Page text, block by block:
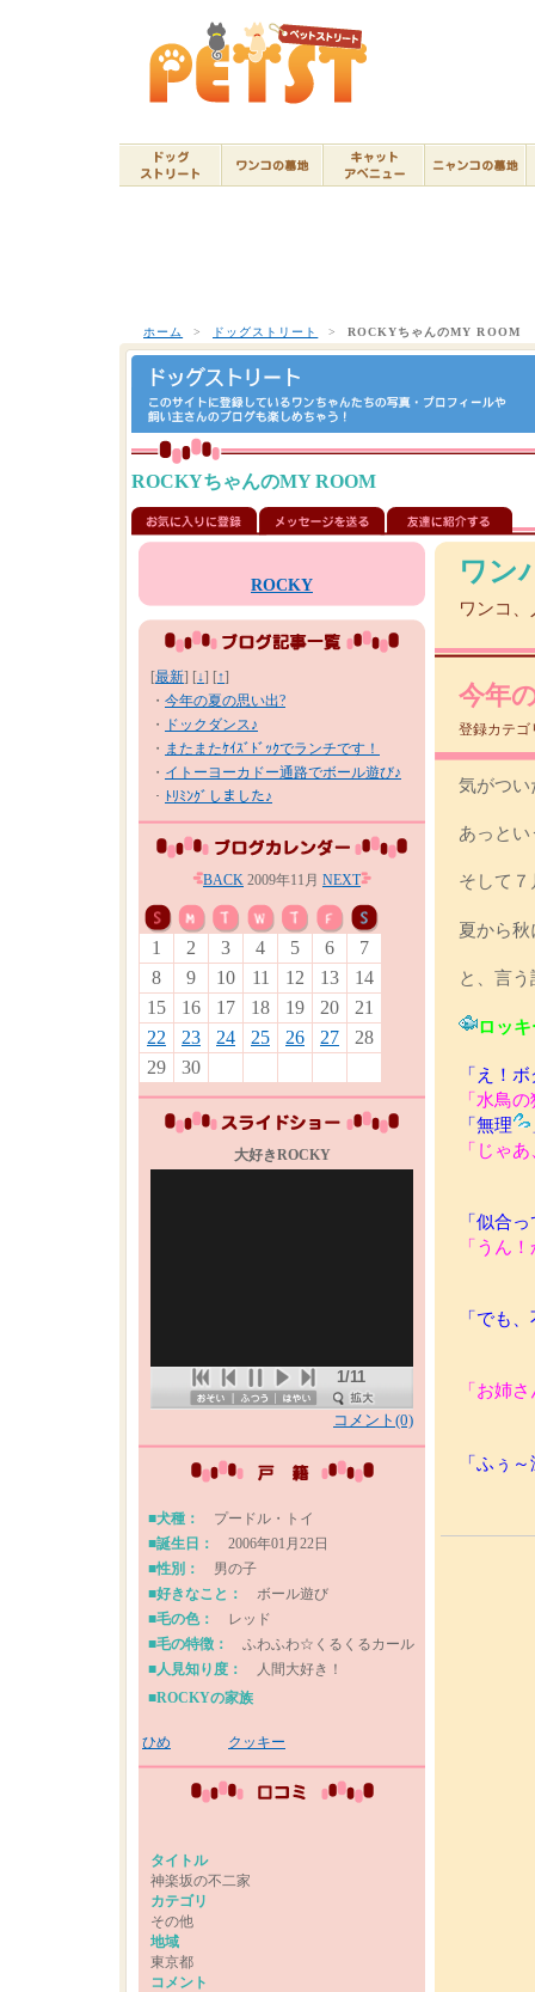
ホーム > ドッグストリート > ROCKYちゃんのMY ROOM
ROCKYちゃんのMY ROOM
ROCKY
[最新] [↓] [↑]
・ 今年の夏の思い出?
・
ドックダンス♪
・ またまたｹｲｽﾞﾄﾞｯｸでランチです！
・ イトーヨーカドー通路でボール遊び♪
・ ﾄﾘﾐﾝｸﾞしました♪
BACK 2009年11月 NEXT
1 2 3 4 5 6
7
8
9 10 11 12 13
14
15
16 17 18 19 20
21
22
23 24 25 26 27
28
29
30
大好きROCKY
1/11
コメント(0)
■犬種： プードル・トイ
■誕生日： 2006年01月22日
■性別： 男の子
■好きなこと： ボール遊び
■毛の色：
レッド
■毛の特徴： ふわふわ☆くるくるカール
■人見知り度：
人間大好き！
■ROCKYの家族
ひめ クッキー
タイトル
神楽坂の不二家
カテゴリ
その他
地域
東京都
コメント
ワン
ワンコ
今年
登録カテゴ
気がつい
あっと
そして
夏から
と、言
ロッ
「え！
「水鳥
「無理
「じゃ
「似合
「うん
「でも
「お姉
「ふぅ